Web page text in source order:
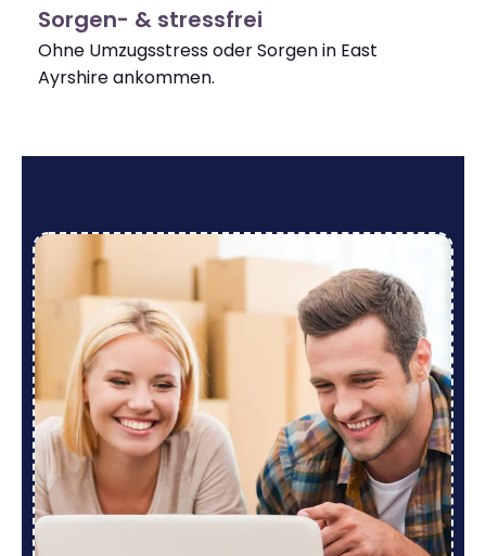
Sorgen- & stressfrei
Ohne Umzugsstress oder Sorgen in East
Ayrshire ankommen.